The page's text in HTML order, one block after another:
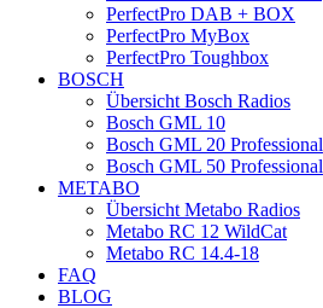
PerfectPro DAB + BOX
PerfectPro MyBox
PerfectPro Toughbox
BOSCH
Übersicht Bosch Radios
Bosch GML 10
Bosch GML 20 Professional
Bosch GML 50 Professional
METABO
Übersicht Metabo Radios
Metabo RC 12 WildCat
Metabo RC 14.4-18
FAQ
BLOG